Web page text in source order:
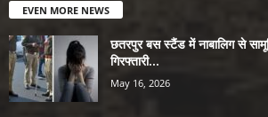
EVEN MORE NEWS
छतरपुर बस स्टैंड में नाबालिग से
गिरफ्तारी...
May 16, 2026